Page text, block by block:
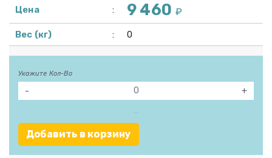
Цена : 9 460 ₽
Вес (кг) : 0
Укажите Кол-Во
- +
Добавить в корзину